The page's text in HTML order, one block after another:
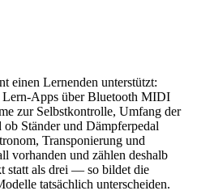
einen Lernenden unterstützt:
Apps über Bluetooth MIDI
zur Selbstkontrolle, Umfang der
Ständer und Dämpferpedal
Transponierung und
vorhanden und zählen deshalb
statt als drei — so bildet die
tatsächlich unterscheiden.